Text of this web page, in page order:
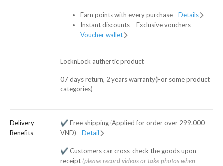
Earn points with every purchase - Details
Instant discounts – Exclusive vouchers -
Voucher wallet
LocknLock authentic product
07 days return, 2 years warranty(For some product
categories)
Delivery
Benefits
✔️ Free shipping (Applied for order over 299.000
VND) - Detail
✔️ Customers can cross-check the goods upon
receipt (please record videos or take photos when